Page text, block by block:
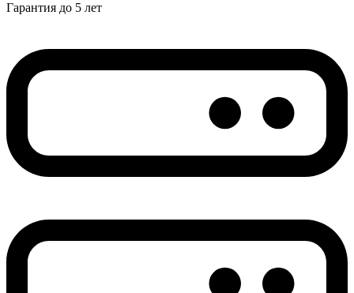
Гарантия до 5 лет